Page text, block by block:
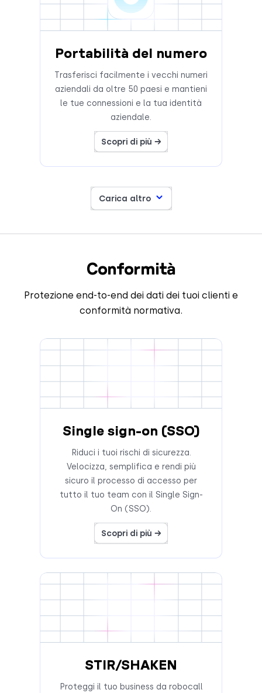
Portabilità del numero
Trasferisci facilmente i vecchi numeri
aziendali da oltre 50 paesi e mantieni
le tue connessioni e la tua identità
aziendale.
Scopri di più →
Carica altro
Conformità
Protezione end-to-end dei dati dei tuoi clienti e
conformità normativa.
Single sign-on (SSO)
Riduci i tuoi rischi di sicurezza.
Velocizza, semplifica e rendi più
sicuro il processo di accesso per
tutto il tuo team con il Single Sign-
On (SSO).
Scopri di più →
STIR/SHAKEN
Proteggi il tuo business da robocall